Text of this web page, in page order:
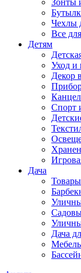
Зонты
Чехлы
Все
Детям
Уход и
Декор
Спорт
Дача
Дача
Мебель